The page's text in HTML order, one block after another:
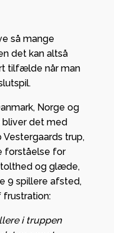
så mange
det kan altså
tilfælde når man
Norge og
det med
trup,
forståelse for
og glæde,
9 spillere afsted,
i truppen